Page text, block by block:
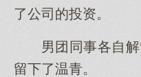
了公司的投资。
男团同事各自
留下了温青。